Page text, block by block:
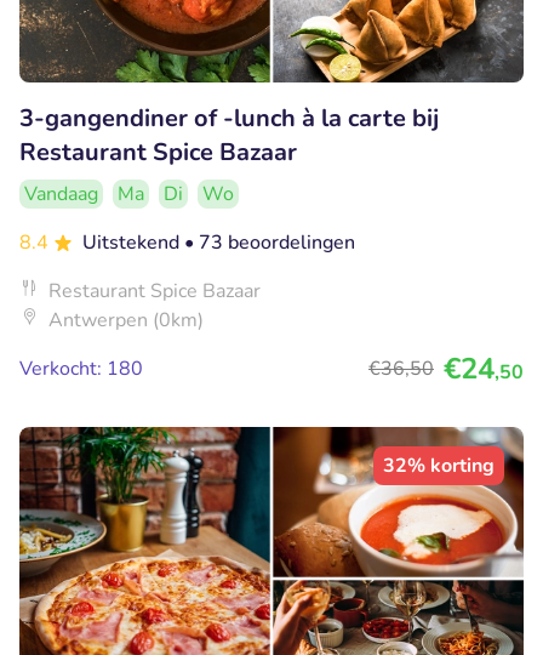
3-gangendiner of -lunch à la carte bij
Restaurant Spice Bazaar
Vandaag Ma Di
Wo
8.4
Uitstekend • 73 beoordelingen
Restaurant Spice Bazaar
Antwerpen (0km)
Verkocht: 180
€36,50 €24,50
32% korting